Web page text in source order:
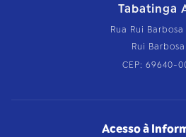
Tabatinga
Rua Rui Barbosa
Rui Barbosa
CEP: 69640-
Acesso à